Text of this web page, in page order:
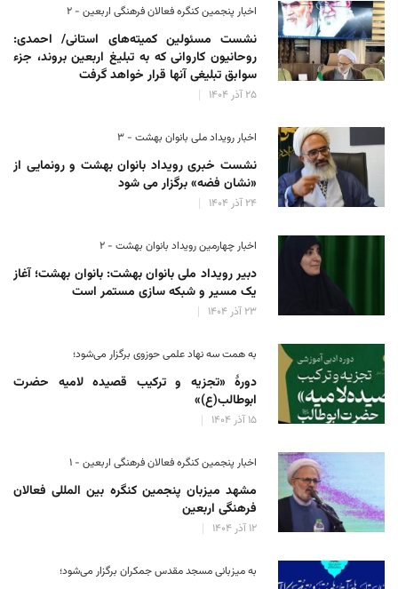
اخبار پنجمین کنگره فعالان فرهنگی اربعین - ۲
نشست مسئولین کمیته‌های استانی/ احمدی:
روحانیون کاروانی که به تبلیغ اربعین بروند، جزء
سوابق تبلیغی آنها قرار خواهد گرفت
۲۵ آذر ۱۴۰۴
اخبار رویداد ملی بانوان بهشت - ۳
نشست خبری رویداد بانوان بهشت و رونمایی از
«نشان فضه» برگزار می شود
۲۴ آذر ۱۴۰۴
اخبار چهارمین رویداد بانوان بهشت - ۲
دبیر رویداد ملی بانوان بهشت: بانوان بهشت؛ آغاز
یک مسیر و شبکه سازی مستمر است
۲۳ آذر ۱۴۰۴
به همت سه نهاد علمی حوزوی برگزار می‌شود؛
دورهٔ «تجزیه و ترکیب قصیده لامیه حضرت
ابوطالب(ع)»
۱۵ آذر ۱۴۰۴
اخبار پنجمین کنگره فعالان فرهنگی اربعین - ۱
مشهد میزبان پنجمین کنگره بین المللی فعالان
فرهنگی اربعین
۱۲ آذر ۱۴۰۴
به میزبانی مسجد مقدس جمکران برگزار می‌شود؛